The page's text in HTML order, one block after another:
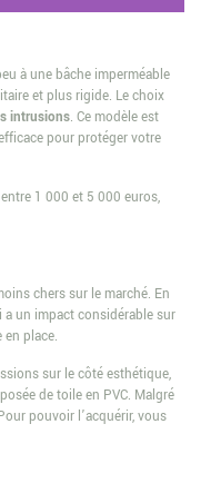
à une bâche imperméable
et plus rigide. Le choix
intrusions. Ce modèle est
pour protéger votre
1 000 et 5 000 euros,
chers sur le marché. En
a un impact considérable sur
place.
sur le côté esthétique,
de toile en PVC. Malgré
pouvoir l’acquérir, vous